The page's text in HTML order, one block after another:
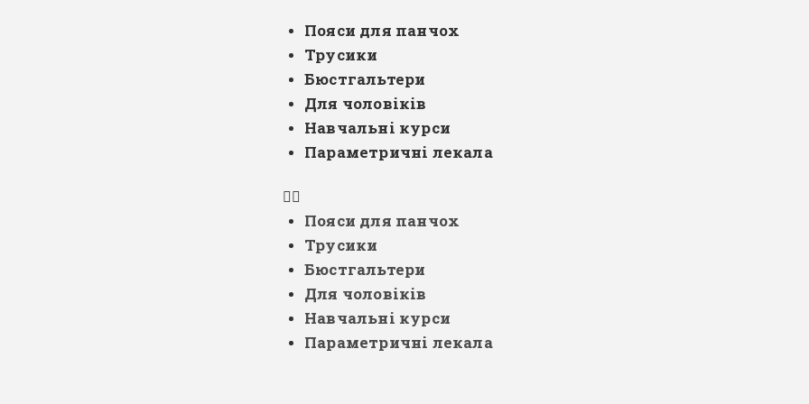
Пояси для панчох
Трусики
Бюстгальтери
Для чоловіків
Навчальні курси
Параметричні лекала
Пояси для панчох
Трусики
Бюстгальтери
Для чоловіків
Навчальні курси
Параметричні лекала